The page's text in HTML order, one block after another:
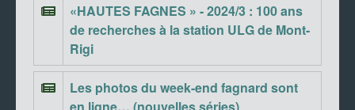
«HAUTES FAGNES » - 2024/3 : 100 ans
de recherches à la station ULG de Mont-
Rigi
Les photos du week-end fagnard sont
en ligne… (nouvelles séries)